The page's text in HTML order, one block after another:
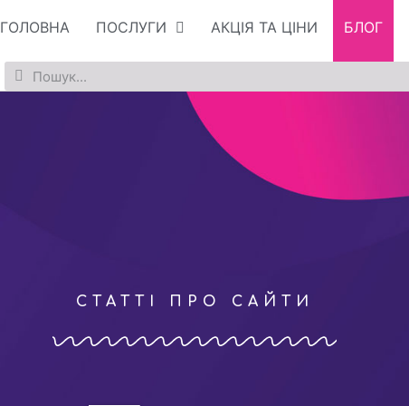
ГОЛОВНА ПОСЛУГИ АКЦІЯ ТА ЦІНИ БЛОГ
СТАТТІ ПРО САЙТИ